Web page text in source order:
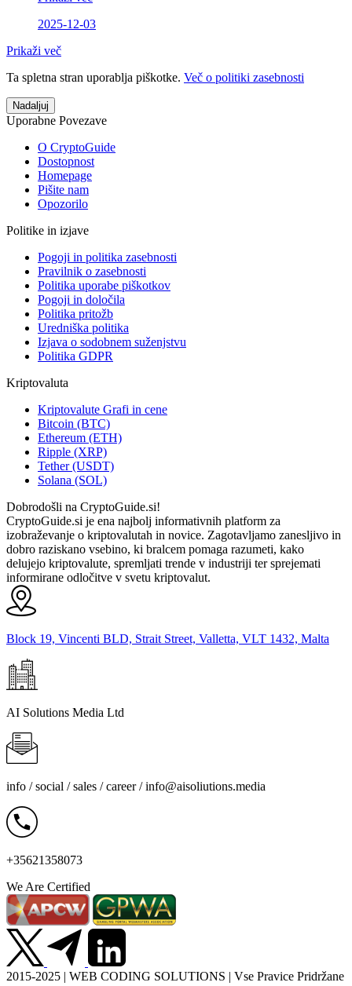
2025-12-03
Prikaži več
Ta spletna stran uporablja piškotke. Več o politiki zasebnosti
Nadaljuj
Uporabne Povezave
O CryptoGuide
Dostopnost
Homepage
Pišite nam
Opozorilo
Politike in izjave
Pogoji in politika zasebnosti
Pravilnik o zasebnosti
Politika uporabe piškotkov
Pogoji in določila
Politika pritožb
Uredniška politika
Izjava o sodobnem suženjstvu
Politika GDPR
Kriptovaluta
Kriptovalute Grafi in cene
Bitcoin (BTC)
Ethereum (ETH)
Ripple (XRP)
Tether (USDT)
Solana (SOL)
Dobrodošli na CryptoGuide.si!
CryptoGuide.si je ena najbolj informativnih platform za
izobraževanje o kriptovalutah in novice. Zagotavljamo zanesljivo in
dobro raziskano vsebino, ki bralcem pomaga razumeti, kako
delujejo kriptovalute, spremljati trende v industriji ter sprejemati
informirane odločitve v svetu kriptovalut.
Block 19, Vincenti BLD, Strait Street, Valletta, VLT 1432, Malta
AI Solutions Media Ltd
info / social / sales / career /info@aisoliutions.media
+35621358073
We Are Certified
2015-2025 | WEB CODING SOLUTIONS | Vse Pravice Pridržane